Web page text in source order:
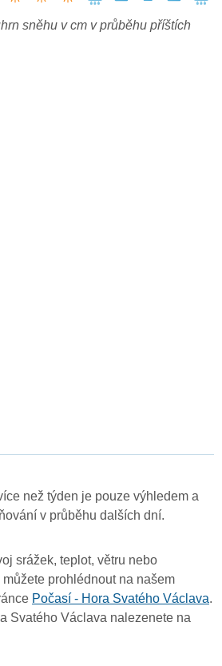
sněhu v cm v průběhu příštích
než týden je pouze výhledem a
v průběhu dalších dní.
srážek, teplot, větru nebo
prohlédnout na našem
Počasí - Hora Svatého Václava.
Svatého Václava nalezenete na